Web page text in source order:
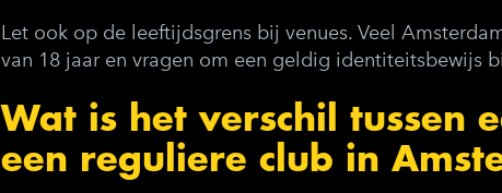
Let ook op de leeftijdsgrens bij venues. Veel
van 18 jaar en vragen om een geldig identiteitsbewijs
Wat is het verschil tussen
een reguliere club in